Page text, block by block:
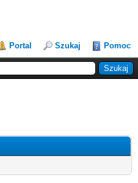
Portal Szukaj Pomoc